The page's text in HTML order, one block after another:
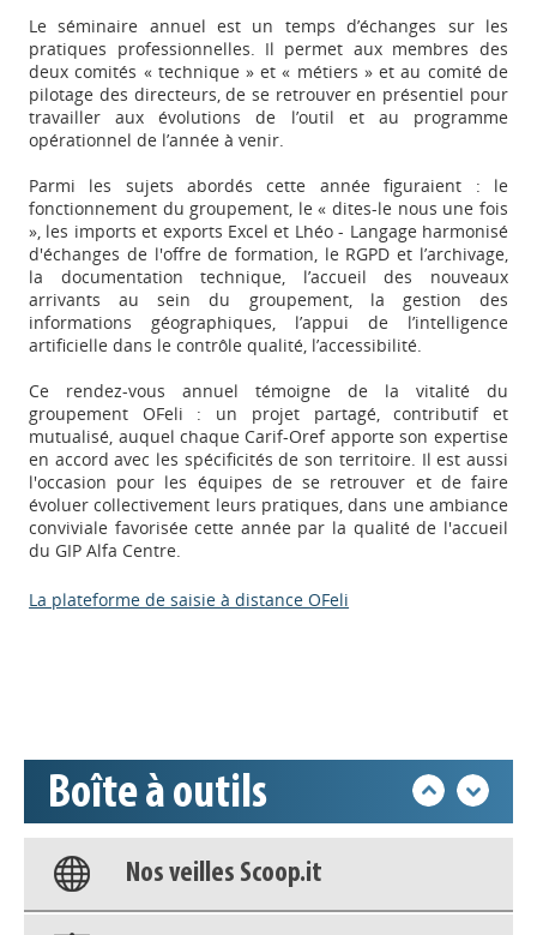
Le séminaire annuel est un temps d’échanges sur les
pratiques professionnelles. Il permet aux membres des
deux comités « technique » et « métiers » et au comité de
pilotage des directeurs, de se retrouver en présentiel pour
travailler aux évolutions de l’outil et au programme
opérationnel de l’année à venir.
Parmi les sujets abordés cette année figuraient : le
fonctionnement du groupement, le « dites-le nous une fois
», les imports et exports Excel et Lhéo - Langage harmonisé
d'échanges de l'offre de formation, le RGPD et l’archivage,
la documentation technique, l’accueil des nouveaux
arrivants au sein du groupement, la gestion des
informations géographiques, l’appui de l’intelligence
artificielle dans le contrôle qualité, l’accessibilité.
Ce rendez-vous annuel témoigne de la vitalité du
groupement OFeli : un projet partagé, contributif et
mutualisé, auquel chaque Carif-Oref apporte son expertise
en accord avec les spécificités de son territoire. Il est aussi
l'occasion pour les équipes de se retrouver et de faire
évoluer collectivement leurs pratiques, dans une ambiance
conviviale favorisée cette année par la qualité de l'accueil
du GIP Alfa Centre.
La plateforme de saisie à distance OFeli
Boîte à outils
Appels à projets
Base documentaire
Nos veilles Scoop.it